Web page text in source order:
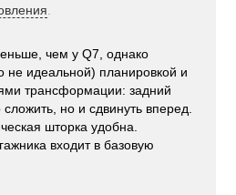
чем у Q7, однако
не идеальной) планировкой и
трансформации: задний
но и сдвинуть вперед.
шторка удобна.
входит в базовую